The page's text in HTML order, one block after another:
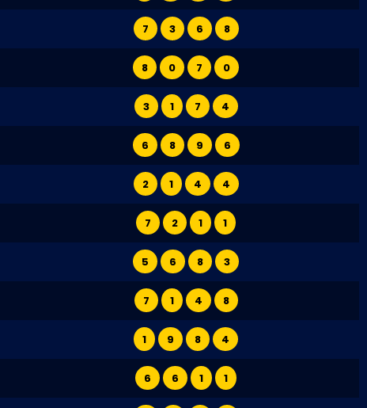
7 3 6 8
8 0 7 0
3 1 7 4
6 8 9 6
2 1 4 4
7 2 1 1
5 6 8 3
7 1 4 8
1 9 8 4
6 6 1 1